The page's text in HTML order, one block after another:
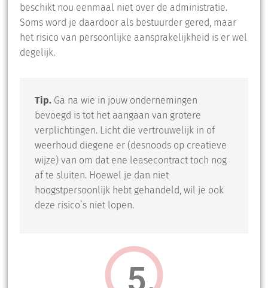
beschikt nou eenmaal niet over de administratie.
Soms word je daardoor als bestuurder gered, maar
het risico van persoonlijke aansprakelijkheid is er wel
degelijk.
Tip. Ga na wie in jouw ondernemingen
bevoegd is tot het aangaan van grotere
verplichtingen. Licht die vertrouwelijk in of
weerhoud diegene er (desnoods op creatieve
wijze) van om dat ene leasecontract toch nog
af te sluiten. Hoewel je dan niet
hoogstpersoonlijk hebt gehandeld, wil je ook
deze risico’s niet lopen.